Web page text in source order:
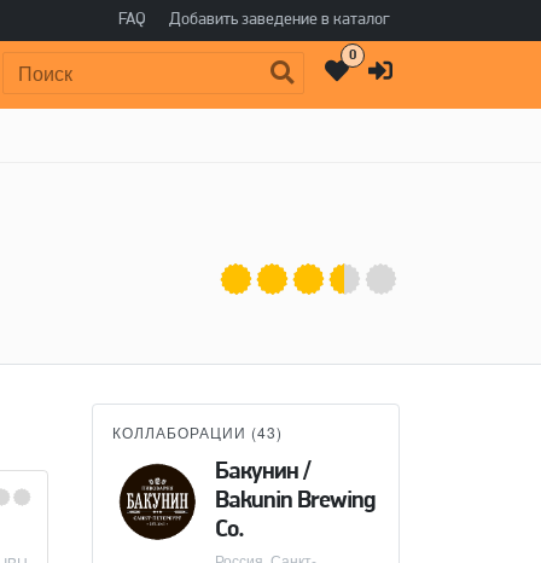
FAQ Добавить заведение в каталог
Поиск: 0
КОЛЛАБОРАЦИИ (43)
Бакунин /
Bakunin Brewing
Co.